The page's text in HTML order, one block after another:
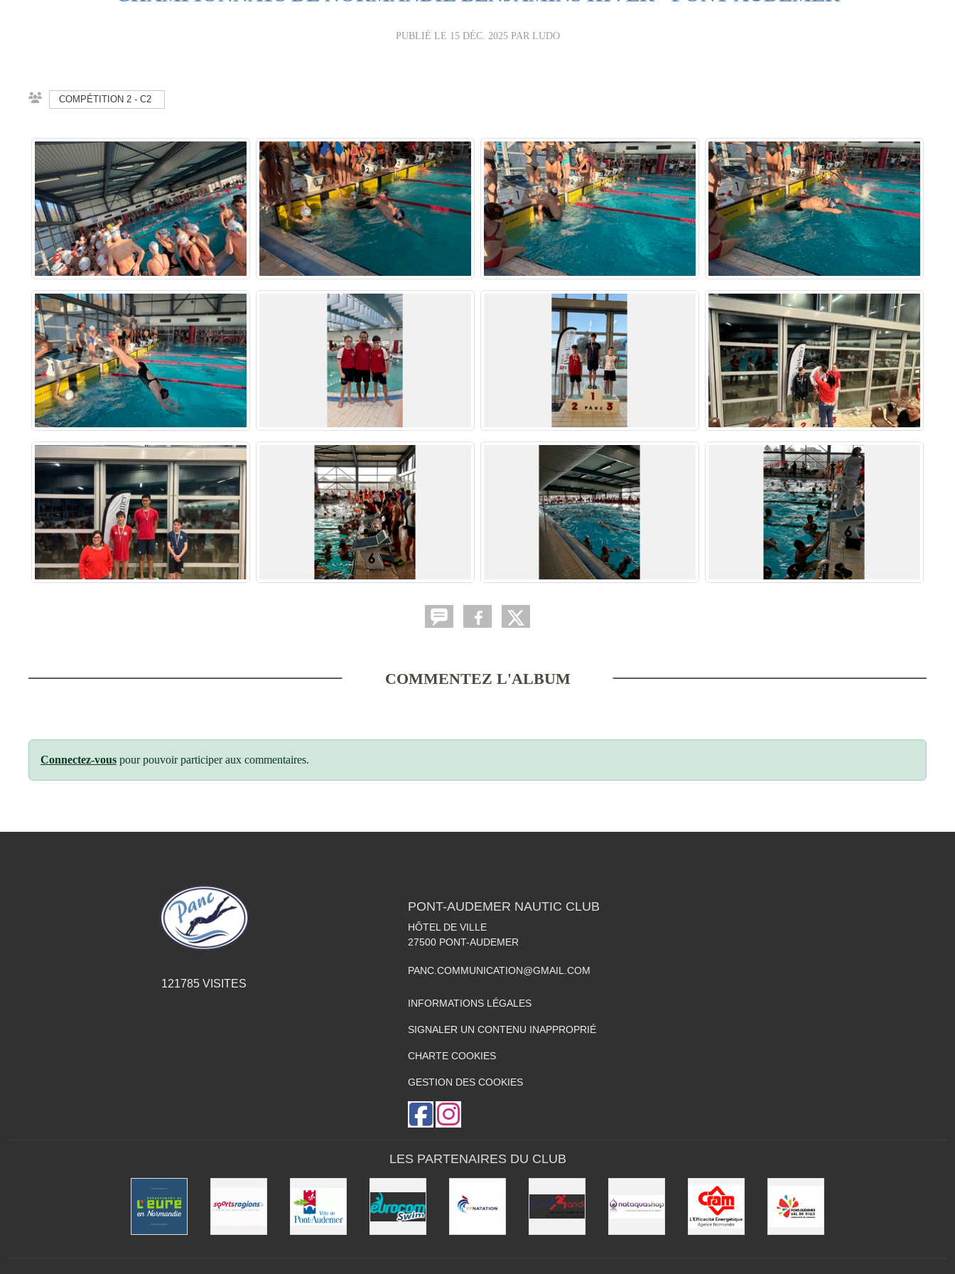
PUBLIÉ LE 15 DÉC. 2025PAR LUDO
COMPÉTITION 2 - C2
COMMENTEZ L'ALBUM
Connectez-vous pour pouvoir participer aux commentaires.
121785 VISITES
PONT-AUDEMER NAUTIC CLUB
HÔTEL DE VILLE
27500 PONT-AUDEMER
PANC.COMMUNICATION@GMAIL.COM
INFORMATIONS LÉGALES
SIGNALER UN CONTENU INAPPROPRIÉ
CHARTE COOKIES
GESTION DES COOKIES
LES PARTENAIRES DU CLUB